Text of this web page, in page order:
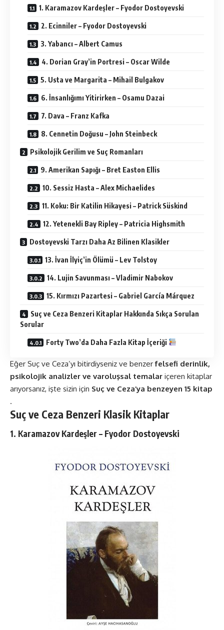
1. Karamazov Kardeşler – Fyodor Dostoyevski
2. Ecinniler – Fyodor Dostoyevski
3. Yabancı – Albert Camus
4. Dorian Gray’in Portresi – Oscar Wilde
5. Usta ve Margarita – Mihail Bulgakov
6. İnsanlığımı Yitirirken – Osamu Dazai
7. Dava – Franz Kafka
8. Cennetin Doğusu – John Steinbeck
Psikolojik Gerilim ve Suç Romanları
9. Amerikan Sapığı – Bret Easton Ellis
10. Sessiz Hasta – Alex Michaelides
11. Koku: Bir Katilin Hikayesi – Patrick Süskind
12. Yetenekli Bay Ripley – Patricia Highsmith
Dostoyevski Tarzı Daha Az Bilinen Klasikler
13. İvan İlyiç’in Ölümü – Lev Tolstoy
14. Lujin Savunması – Vladimir Nabokov
15. Kırmızı Pazartesi – Gabriel García Márquez
Suç ve Ceza Benzeri Kitaplar Hakkında Sıkça Sorulan
Sorular
Forty Two’da Daha Fazla Kitap İçeriği
Eğer Suç ve Ceza’yı bitirdiyseniz ve benzerfelsefi derinlik,
psikolojik analizler ve varoluşsal temalar içeren kitaplar
arıyorsanız, işte sizin için Suç ve Ceza’ya benzeyen 15 kitap
.
Suç ve Ceza Benzeri Klasik Kitaplar
1. Karamazov Kardeşler – Fyodor Dostoyevski